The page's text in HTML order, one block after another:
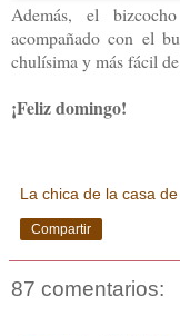
Además, el
acompañado con el
chulísima y más fácil
¡Feliz domingo!
La chica de la casa
Compartir
87 comentarios: